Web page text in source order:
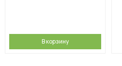
В корзину